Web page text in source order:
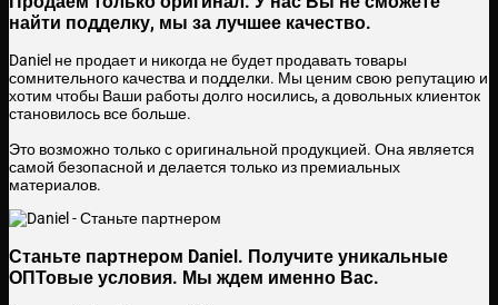
найти подделку, мы за лучшее качество.
Daniel не продает и никогда не будет продавать товары
сомнительного качества и подделки. Мы ценим свою репутацию и
хотим чтобы Ваши работы долго носились, а довольных клиенток
становилось все больше.
Это возможно только с оригинальной продукцией. Она является
самой безопасной и делается только из премиальных
материалов.
Станьте партнером Daniel. Получите уникальные
ОПТовые условия. Мы ждем именно Вас.